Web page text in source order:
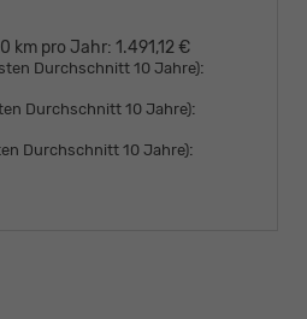
km pro Jahr: 1.491,12 €
Durchschnitt 10 Jahre):
Durchschnitt 10 Jahre):
Durchschnitt 10 Jahre):